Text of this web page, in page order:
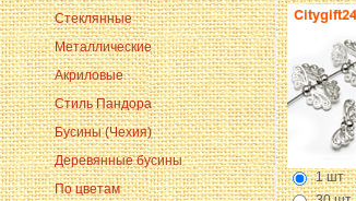
Стеклянные
Металлические
Акриловые
Стиль Пандора
Бусины (Чехия)
Деревянные бусины
По цветам
1 шт